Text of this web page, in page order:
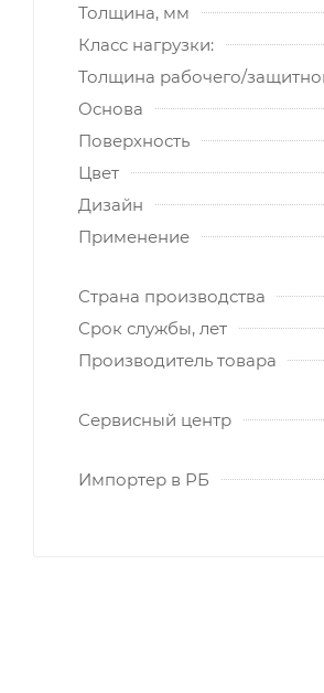
Толщина, мм
Класс нагрузки:
Толщина рабочего/
Основа
Поверхность
Цвет
Дизайн
Применение
Страна производства
Срок службы, лет
Производитель товара
Сервисный центр
Импортер в РБ